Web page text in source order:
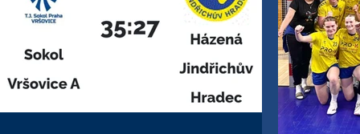
poločasu
ale díky
hostujícím u